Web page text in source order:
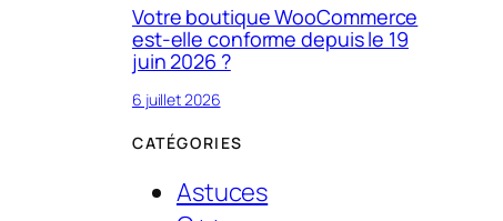
Votre boutique WooCommerce
est-elle conforme depuis le 19
juin 2026 ?
6 juillet 2026
CATÉGORIES
Astuces